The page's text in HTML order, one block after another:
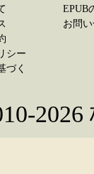
シー
づく
EPUB
お問